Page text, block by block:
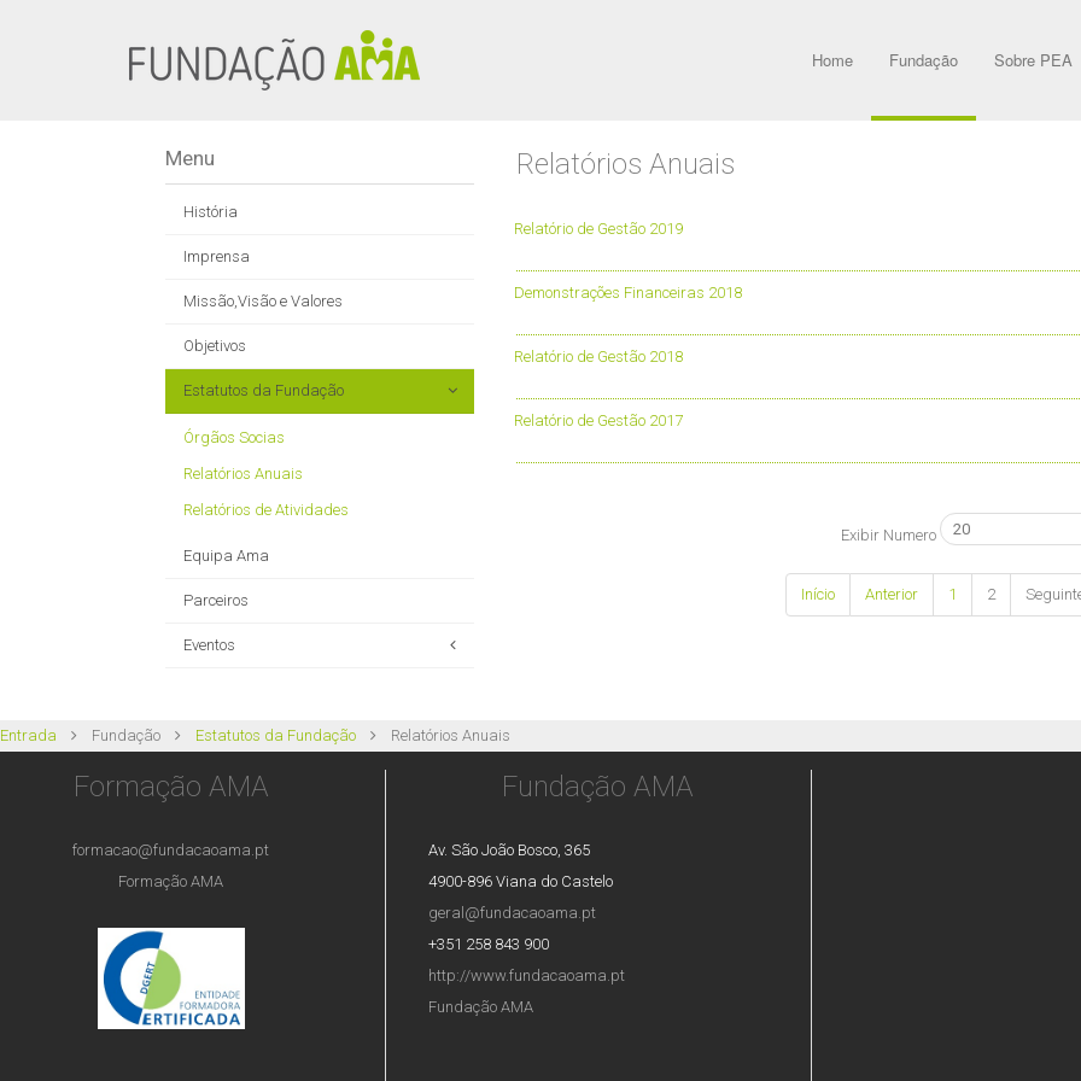
Home Fundação Sobre PEA
Relatórios Anuais
Relatório de Gestão 2019
Demonstrações Financeiras 2018
Relatório de Gestão 2018
Relatório de Gestão 2017
Exibir Numero
Início Anterior 1 2
Menu
História
Imprensa
Missão,Visão e Valores
Objetivos
Estatutos da Fundação
Órgãos Socias
Relatórios Anuais
Relatórios de Atividades
Equipa Ama
Parceiros
Eventos
Consciencialização Autismo - 2 de abril de
Entrada Fundação Estatutos da Fundação Relatórios Anuais
Formação AMA
formacao@fundacaoama.pt
Formação AMA
Fundação AMA
Av. São João Bosco, 365
4900-896 Viana do Castelo
geral@fundacaoama.pt
+351 258 843 900
http://www.fundacaoama.pt
Fundação AMA